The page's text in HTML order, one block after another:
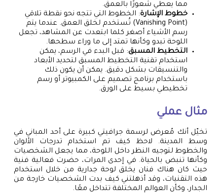
مما يعطي شعورًا بالعمق.
خطوط الإشارة: الخطوط التي تتجه نحو نقطة تلاقي
(Vanishing Point) تُستخدم لخلق العمق. عندما يتم
رسم الأشياء أصغر كلما ابتعدت عن المشاهد، تجعل
اللوحة تبدو وكأنها تمتد إلى ما وراء سطحها.
التخطيط المسبق: قبل البدء في الرسم، يمكن
استخدام تقنية التخطيط المسبق لتحديد الأبعاد
والتنسيقات بشكل دقيق. يمكن أن يكون ذلك
باستخدام برنامج تصميم على الكمبيوتر أو رسم
تخطيطي بسيط على الورق.
مثال عملي
تخيّل أنك مُعرض لرسمة جرافيتي كبيرة على أحد المباني في
وسط المدينة. لاحظ كيف تم استخدام تدرجات الألوان
والخطوط لتوجيه النظر داخل اللوحة، مما يجعل الشخصيات
وكأنها تنبض بالحياة. في إحدى المرات، حضرت فعالية فنية
حيث كان هناك فنان يخلق لوحة جدارية من خلال استخدام
هذه التقنيات، وقد أذهلتني كيف بدت الشخصيات خارجة من
الجدار، وكأن العوالم المختلفة تتداخل معًا.